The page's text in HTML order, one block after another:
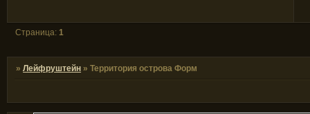
Страница: 1
»Лейфруштейн »Территория острова Форм